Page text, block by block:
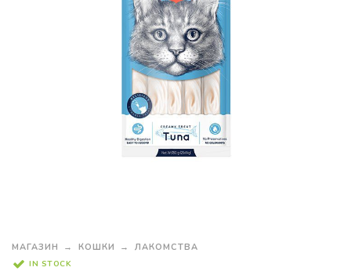
МАГАЗИН КОШКИ ЛАКОМСТВА
IN STOCK